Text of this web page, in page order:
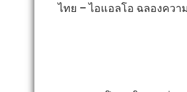
o r dI
ไทย – ไอแอลโอ ฉลองคว